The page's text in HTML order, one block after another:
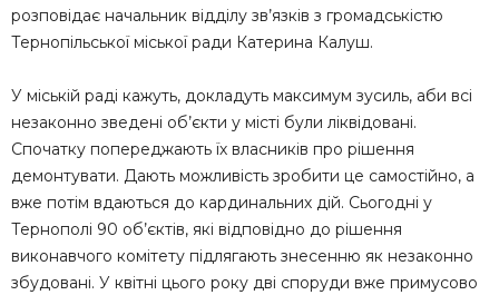
розповідає начальник відділу зв’язків з громадськістю
Тернопільської міської ради Катерина Калуш.
У міській раді кажуть, докладуть максимум зусиль, аби всі
незаконно зведені об’єкти у місті були ліквідовані.
Спочатку попереджають їх власників про рішення
демонтувати. Дають можливість зробити це самостійно, а
вже потім вдаються до кардинальних дій. Сьогодні у
Тернополі 90 об’єктів, які відповідно до рішення
виконавчого комітету підлягають знесенню як незаконно
збудовані. У квітні цього року дві споруди вже примусово